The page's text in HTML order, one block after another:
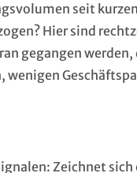
seit
Hier sind
gegangen
wenigen
Zeichnet